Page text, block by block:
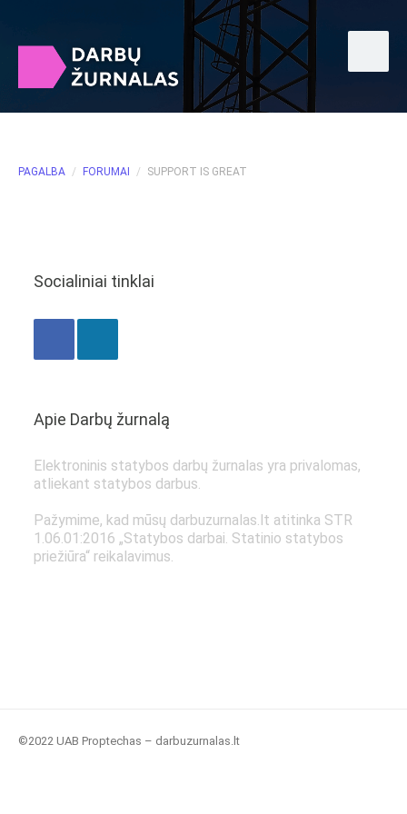
PAGALBA / FORUMAI / SUPPORT IS GREAT
Socialiniai tinklai
Apie Darbų žurnalą
Elektroninis statybos darbų žurnalas yra privalomas,
atliekant statybos darbus.
Pažymime, kad mūsų darbuzurnalas.lt atitinka STR
1.06.01:2016 „Statybos darbai. Statinio statybos
priežiūra“ reikalavimus.
©2022 UAB Proptechas – darbuzurnalas.lt